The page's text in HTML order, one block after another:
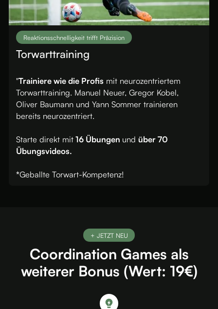
Reaktionsschnelligkeit trifft Präzision
Torwarttraining
"Trainiere wie die Profis mit neurozentriertem
Torwarttraining. Manuel Neuer, Gregor Kobel,
Oliver Baumann und Yann Sommer trainieren
bereits neurozentriert.
Starte direkt mit16 Übungen und über 70
Übungsvideos.
*Geballte Torwart-Kompetenz!
+ JETZT NEU
Coordination Games als
weiterer Bonus (Wert: 19€)